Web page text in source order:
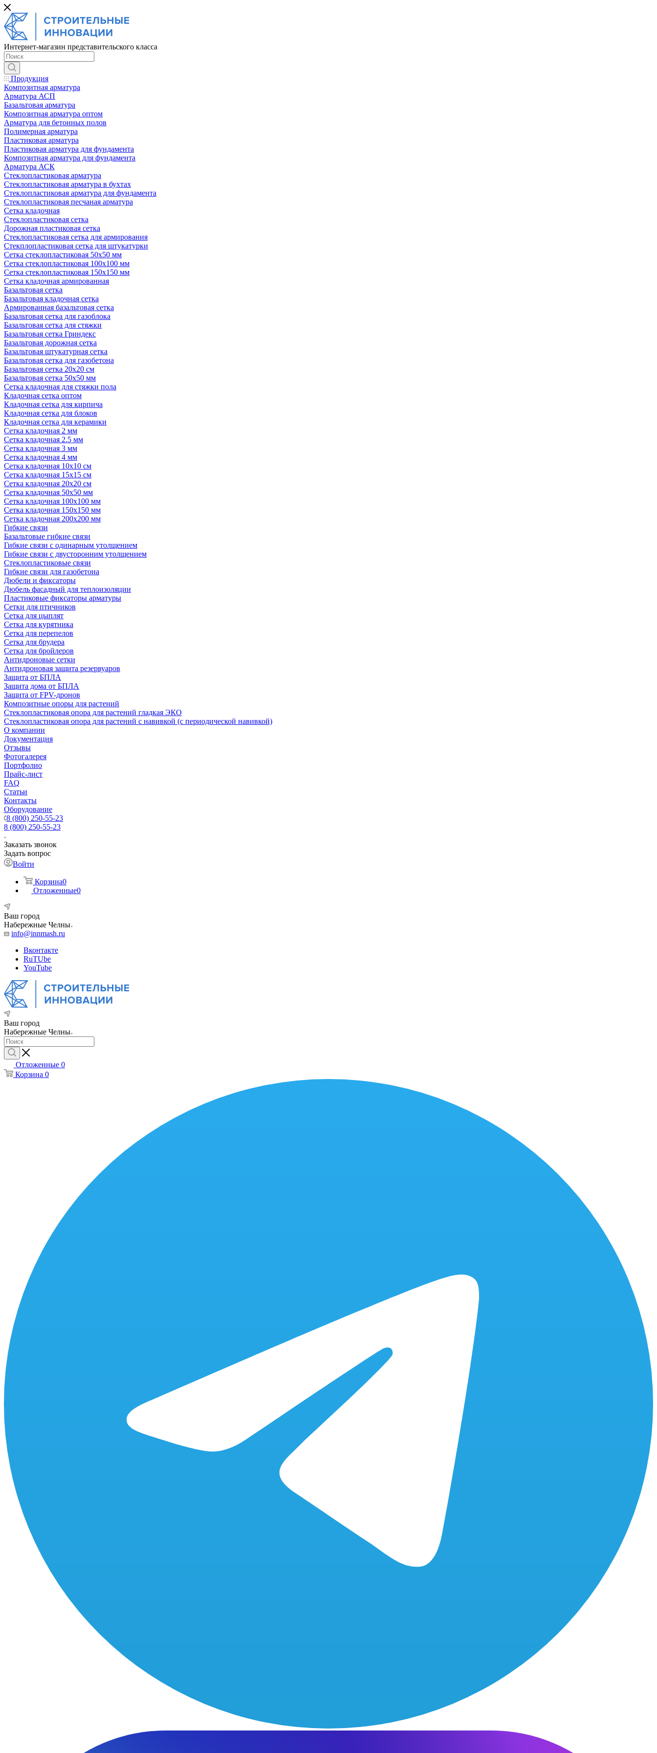
Интернет-магазин представительского класса
Продукция
Композитная арматура
Арматура АСП
Базальтовая арматура
Композитная арматура оптом
Арматура для бетонных полов
Полимерная арматура
Пластиковая арматура
Пластиковая арматура для фундамента
Композитная арматура для фундамента
Арматура АСК
Cтеклопластиковая арматура
Стеклопластиковая арматура в бухтах
Стеклопластиковая арматура для фундамента
Стеклопластиковая песчаная арматура
Сетка кладочная
Стеклопластиковая сетка
Дорожная пластиковая сетка
Стеклопластиковая сетка для армирования
Стекплопластиковая сетка для штукатурки
Сетка стеклопластиковая 50x50 мм
Сетка стеклопластиковая 100x100 мм
Сетка стеклопластиковая 150x150 мм
Сетка кладочная армированная
Базальтовая сетка
Базальтовая кладочная сетка
Армированная базальтовая сетка
Базальтовая сетка для газоблока
Базальтовая сетка для стяжки
Базальтовая сетка Гриндекс
Базальтовая дорожная сетка
Базальтовая штукатурная сетка
Базальтовая сетка для газобетона
Базальтовая сетка 20x20 см
Базальтовая сетка 50x50 мм
Сетка кладочная для стяжки пола
Кладочная сетка оптом
Кладочная сетка для кирпича
Кладочная сетка для блоков
Кладочная сетка для керамики
Сетка кладочная 2 мм
Сетка кладочная 2.5 мм
Сетка кладочная 3 мм
Сетка кладочная 4 мм
Сетка кладочная 10x10 см
Сетка кладочная 15x15 см
Сетка кладочная 20x20 см
Сетка кладочная 50x50 мм
Сетка кладочная 100x100 мм
Сетка кладочная 150x150 мм
Сетка кладочная 200x200 мм
Гибкие связи
Базальтовые гибкие связи
Гибкие связи с одинарным утолщением
Гибкие связи с двусторонним утолщением
Стеклопластиковые связи
Гибкие связи для газобетона
Дюбели и фиксаторы
Дюбель фасадный для теплоизоляции
Пластиковые фиксаторы арматуры
Сетки для птичников
Сетка для цыплят
Сетка для курятника
Сетка для перепелов
Сетка для брудера
Сетка для бройлеров
Антидроновые сетки
Антидроновая защита резервуаров
Защита от БПЛА
Защита дома от БПЛА
Защита от FPV-дронов
Композитные опоры для растений
Стеклопластиковая опора для растений гладкая ЭКО
Стеклопластиковая опора для растений с навивкой (с периодической навивкой)
О компании
Документация
Отзывы
Фотогалерея
Портфолио
Прайс-лист
FAQ
Статьи
Контакты
Оборудование
8 (800) 250-55-23
8 (800) 250-55-23
Заказать звонок
Задать вопрос
Войти
Корзина0
Отложенные0
Ваш город
Набережные Челны
info@innmash.ru
Вконтакте
RuTUbe
YouTube
Ваш город
Набережные Челны
Отложенные 0
Корзина 0